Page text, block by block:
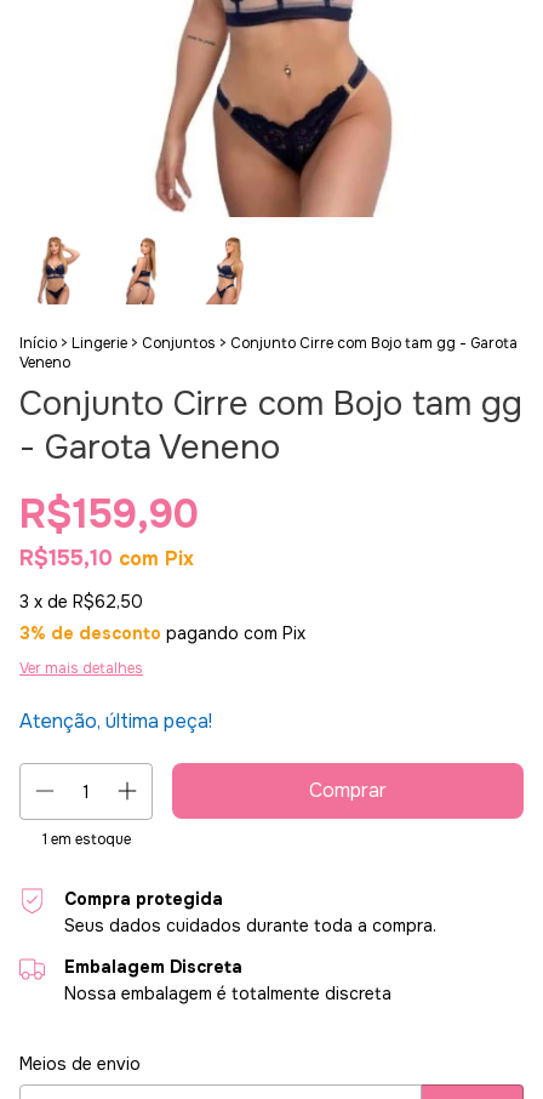
Início > Lingerie > Conjuntos > Conjunto Cirre com Bojo tam gg - Garota
Veneno
Conjunto Cirre com Bojo tam gg
- Garota Veneno
R$159,90
R$155,10 com Pix
3 x de R$62,50
3% de desconto pagando com Pix
Ver mais detalhes
Atenção, última peça!
1 em estoque
Compra protegida
Seus dados cuidados durante toda a compra.
Embalagem Discreta
Nossa embalagem é totalmente discreta
Entregas para o CEP:
Meios de envio